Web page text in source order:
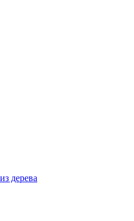
дерева